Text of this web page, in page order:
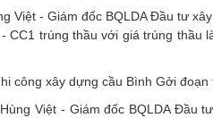
Việt - Giám đốc BQLDA Đầu tư
CC1 trúng thầu với giá trúng
công xây dựng cầu Bình Gởi
Việt - Giám đốc BQLDA